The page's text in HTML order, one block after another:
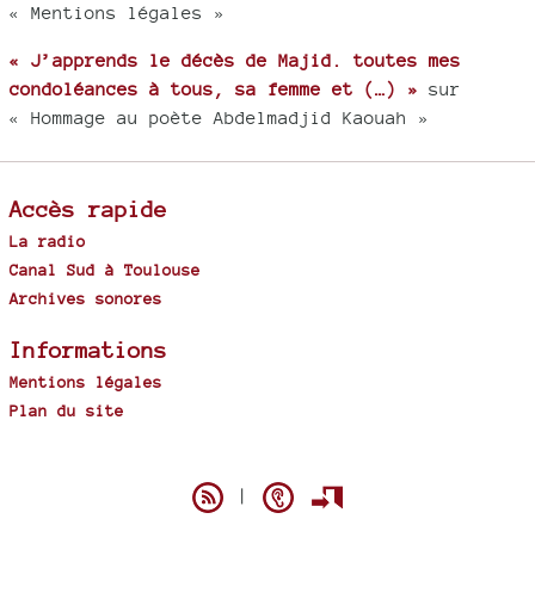
« Mentions légales »
« J’apprends le décès de Majid. toutes mes
condoléances à tous, sa femme et (…) » sur
« Hommage au poète Abdelmadjid Kaouah »
Accès rapide
La radio
Canal Sud à Toulouse
Archives sonores
Informations
Mentions légales
Plan du site
|